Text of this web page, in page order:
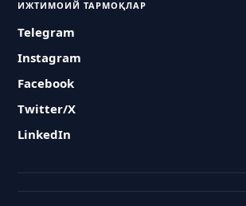
ИЖТИМОИЙ ТАРМОҚЛАР
Telegram
Instagram
Facebook
Twitter/X
LinkedIn